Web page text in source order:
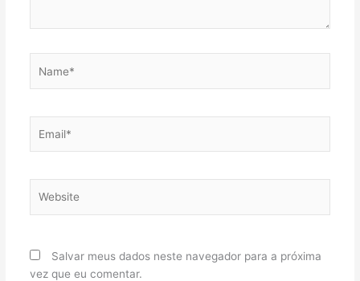
Salvar meus dados neste navegador para a próxima
vez que eu comentar.